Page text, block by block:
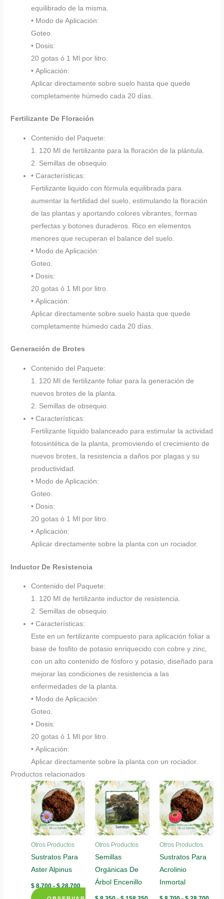
equilibrado de la misma.
• Modo de Aplicación:
Goteo.
• Dosis:
20 gotas ó 1 Ml por litro.
• Aplicación:
Aplicar directamente sobre suelo hasta que quede
completamente húmedo cada 20 días.
Fertilizante De Floración
Contenido del Paquete:
1. 120 Ml de fertilizante para la floración de la plántula.
2. Semillas de obsequio.
• Características:
Fertilizante liquido con fórmula equilibrada para
aumentar la fertilidad del suelo, estimulando la floración
de las plantas y aportando colores vibrantes, formas
perfectas y botones duraderos. Rico en elementos
menores que recuperan el balance del suelo.
• Modo de Aplicación:
Goteo.
• Dosis:
20 gotas ó 1 Ml por litro.
• Aplicación:
Aplicar directamente sobre suelo hasta que quede
completamente húmedo cada 20 días.
Generación de Brotes
Contenido del Paquete:
1. 120 Ml de fertilizante foliar para la generación de
nuevos brotes de la planta.
2. Semillas de obsequio.
• Características:
Fertilizante líquido balanceado para estimular la actividad
fotosintética de la planta, promoviendo el crecimiento de
nuevos brotes, la resistencia a daños por plagas y su
productividad.
• Modo de Aplicación:
Goteo.
• Dosis:
20 gotas ó 1 Ml por litro.
• Aplicación:
Aplicar directamente sobre la planta con un rociador.
Inductor De Resistencia
Contenido del Paquete:
1. 120 Ml de fertilizante inductor de resistencia.
2. Semillas de obsequio.
• Características:
Este en un fertilizante compuesto para aplicación foliar a
base de fosfito de potasio enriquecido con cobre y zinc,
con un alto contenido de fósforo y potasio, diseñado para
mejorar las condiciones de resistencia a las
enfermedades de la planta.
• Modo de Aplicación:
Goteo.
• Dosis:
20 gotas ó 1 Ml por litro.
• Aplicación:
Aplicar directamente sobre la planta con un rociador.
Productos relacionados
Otros Productos
Sustratos Para
Aster Alpinus
$ 8.700 - $28.700 Rango
Otros Productos
Semillas
Orgánicas De
Árbol Encenillo
Rango
Otros Productos
Sustratos Para
Acrolinio
Inmortal